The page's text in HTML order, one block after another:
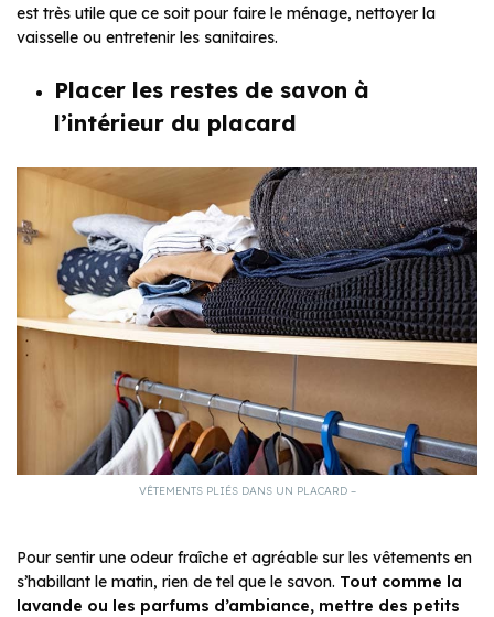
est très utile que ce soit pour faire le ménage, nettoyer la
vaisselle ou entretenir les sanitaires.
Placer les restes de savon à
l’intérieur du placard
VÊTEMENTS PLIÉS DANS UN PLACARD –
Pour sentir une odeur fraîche et agréable sur les vêtements en
s’habillant le matin, rien de tel que le savon. Tout comme la
lavande ou les parfums d’ambiance, mettre des petits